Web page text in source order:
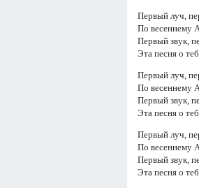
Первый луч,
По весеннему
Первый звук,
Эта песня о
Первый луч,
По весеннему
Первый звук,
Эта песня о
Первый луч,
По весеннему
Первый звук,
Эта песня о